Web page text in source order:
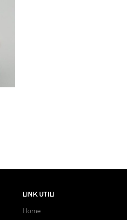
LINK UTILI
Home